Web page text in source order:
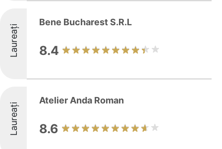
Laureați
Bene Bucharest S.R.L
8.4
Laureați
Atelier Anda Roman
8.6